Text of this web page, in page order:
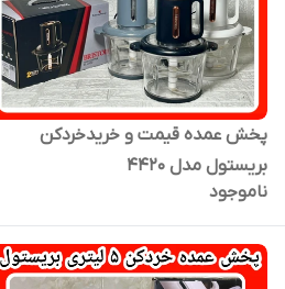
پخش عمده قیمت و خریدخردکن
بریستول مدل ۴۴۲۰
ناموجود